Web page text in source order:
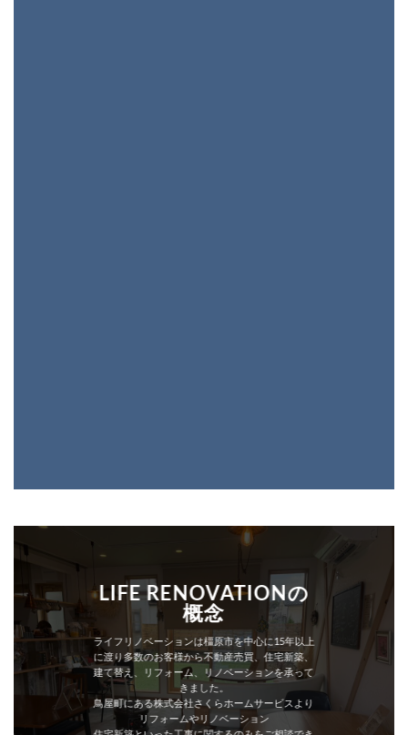
LIFE RENOVATIONの
概念
ライフリノベーションは橿原市を中心に15年以上
に渡り多数のお客様から不動産売買、住宅新築、
建て替え、リフォーム、リノベーションを承って
きました。
鳥屋町にある株式会社さくらホームサービスより
リフォームやリノベーション